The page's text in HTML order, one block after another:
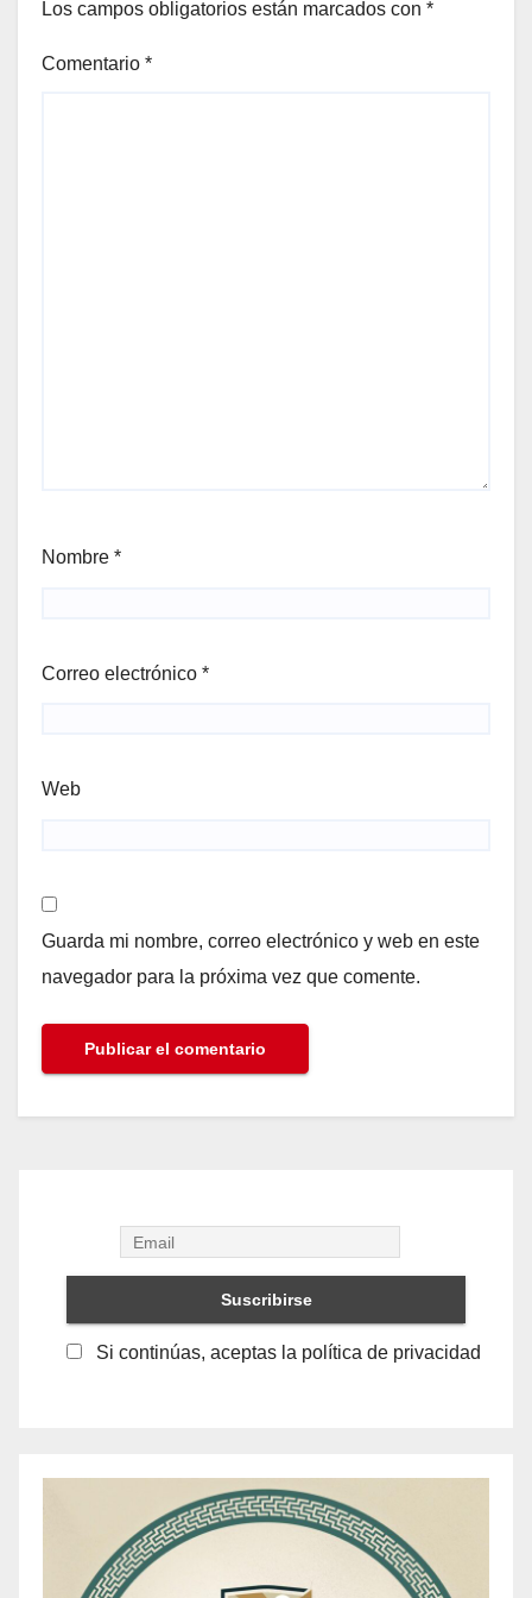
Los campos obligatorios están marcados con *
Comentario *
Nombre *
Correo electrónico *
Web
Guarda mi nombre, correo electrónico y web en este
navegador para la próxima vez que comente.
Si continúas, aceptas la política de privacidad